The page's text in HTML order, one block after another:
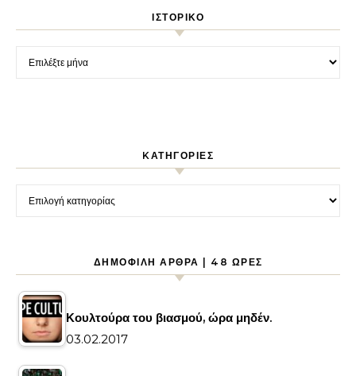
ΙΣΤΟΡΙΚΌ
Ιστορικό
KΑΤΗΓΟΡΊΕΣ
Kατηγορίες
ΔΗΜΟΦΙΛΉ ΆΡΘΡΑ | 48 ΏΡΕΣ
Κουλτούρα του βιασμού, ώρα μηδέν.
03.02.2017